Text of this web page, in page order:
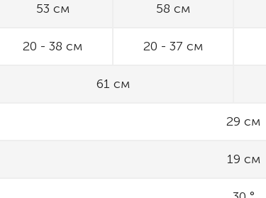
53 см 58 см
20 - 38 см 20 - 37 см
61 см
29 см
19 см